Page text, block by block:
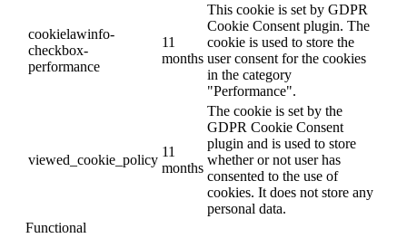
cookielawinfo-
checkbox-
performance
11
months
This cookie is set by GDPR
Cookie Consent plugin. The
cookie is used to store the
user consent for the cookies
in the category
"Performance".
viewed_cookie_policy
11
months
The cookie is set by the
GDPR Cookie Consent
plugin and is used to store
whether or not user has
consented to the use of
cookies. It does not store any
personal data.
Functional